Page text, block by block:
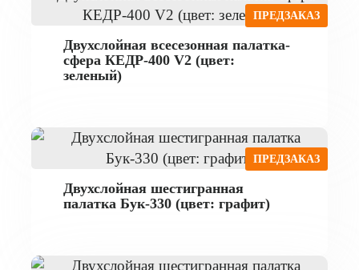
ПРЕДЗАКАЗ
Двухслойная всесезонная палатка-
сфера КЕДР-400 V2 (цвет:
зеленый)
ПРЕДЗАКАЗ
Двухслойная шестигранная
палатка Бук-330 (цвет: графит)